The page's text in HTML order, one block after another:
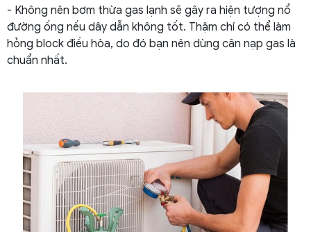
- Không nên bơm thừa gas lạnh sẽ gây ra hiện tượng nổ
đường ống nếu dây dẫn không tốt. Thậm chí có thể làm
hỏng block điều hòa, do đó bạn nên dùng cân nạp gas là
chuẩn nhất.